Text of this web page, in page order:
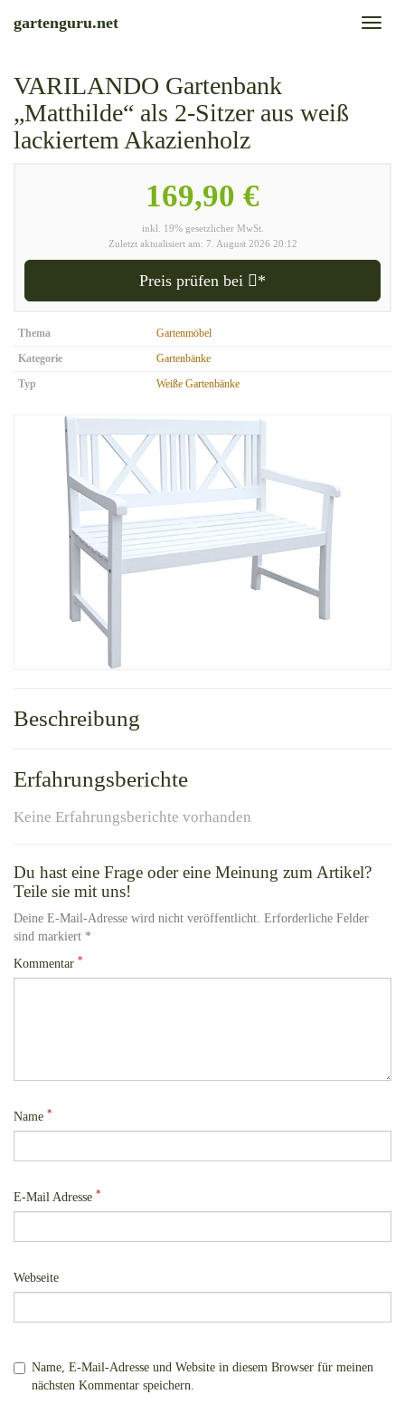
Toggle
gartenguru.net
VARILANDO Gartenbank
„Matthilde“ als 2-Sitzer aus weiß
lackiertem Akazienholz
169,90 €
inkl. 19% gesetzlicher MwSt.
Zuletzt aktualisiert am: 7. August 2026 20:12
Preis prüfen bei *
Thema
Gartenmöbel
Kategorie
Gartenbänke
Typ
Weiße Gartenbänke
Beschreibung
Erfahrungsberichte
Keine Erfahrungsberichte vorhanden
Du hast eine Frage oder eine Meinung zum Artikel?
Teile sie mit uns!
Deine E-Mail-Adresse wird nicht veröffentlicht. Erforderliche Felder
sind markiert *
Kommentar *
Name *
E-Mail Adresse *
Webseite
Name, E-Mail-Adresse und Website in diesem Browser für meinen
nächsten Kommentar speichern.